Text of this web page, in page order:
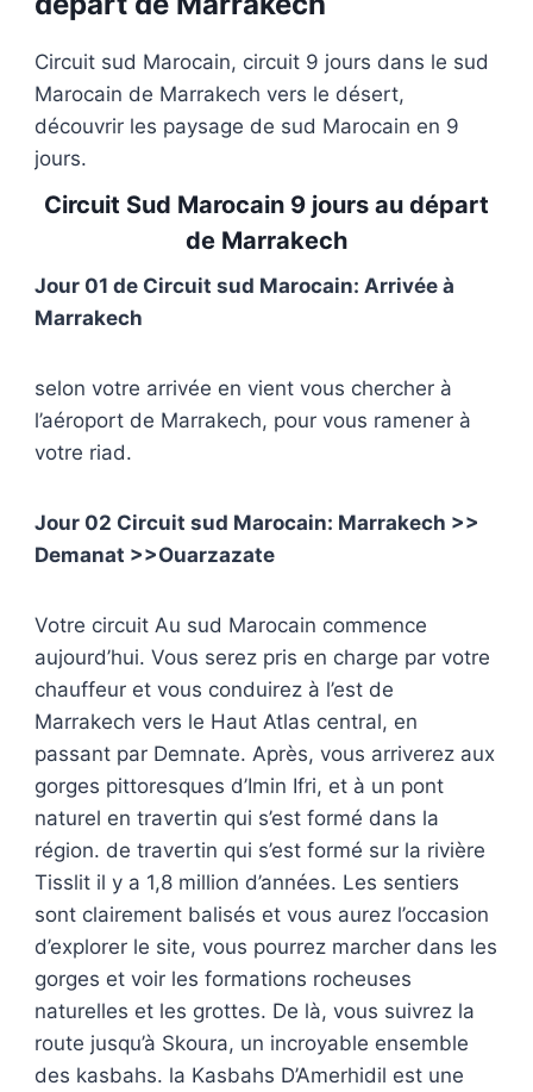
Circuit sud Marocain, circuit 9 jours dans le sud
Marocain de Marrakech vers le désert,
découvrir les paysage de sud Marocain en 9
jours.
Circuit Sud Marocain 9 jours au départ
de Marrakech
Jour 01 de Circuit sud Marocain: Arrivée à
Marrakech
selon votre arrivée en vient vous chercher à
l’aéroport de Marrakech, pour vous ramener à
votre riad.
Jour 02 Circuit sud Marocain: Marrakech >>
Demanat >>Ouarzazate
Votre circuit Au sud Marocain commence
aujourd’hui. Vous serez pris en charge par votre
chauffeur et vous conduirez à l’est de
Marrakech vers le Haut Atlas central, en
passant par Demnate.Après, vous arriverez aux
gorges pittoresques d’Imin Ifri, et à un pont
naturel en travertin qui s’est formé dans la
région. de travertin qui s’est formé sur la rivière
Tisslit il y a 1,8 million d’années. Les sentiers
sont clairement balisés et vous aurez l’occasion
d’explorer le site,vous pourrez marcher dans les
gorges et voir les formations rocheuses
naturelles et les grottes. De là, vous suivrez la
route jusqu’à Skoura, un incroyable ensemble
des kasbahs. la Kasbahs D’Amerhidil est une